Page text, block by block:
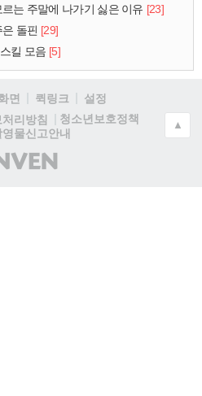
는 주말에 나가기 싫은 이유 [23]
돌핀 [29]
킬 모음 [5]
면 퀵링크
설정
리방침
청소년보호정책
물신고안내
(주)
인
▲